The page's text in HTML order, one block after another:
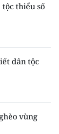
thiểu số
dân tộc
vùng